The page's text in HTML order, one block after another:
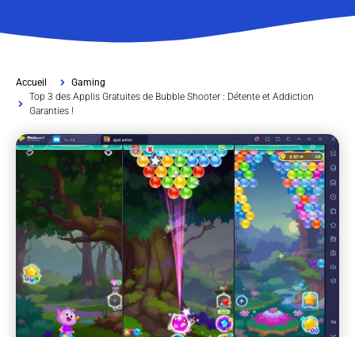
Accueil
Gaming
Top 3 des Applis Gratuites de Bubble Shooter : Détente et Addiction
Garanties !